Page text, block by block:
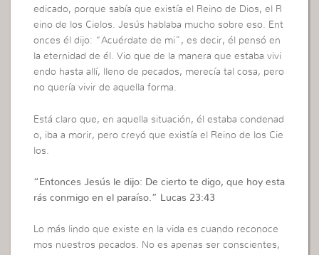
edicado, porque sabía que existía el Reino de Dios, el R
eino de los Cielos. Jesús hablaba mucho sobre eso. Ent
onces él dijo: “Acuérdate de mi”, es decir, él pensó en
la eternidad de él. Vio que de la manera que estaba vivi
endo hasta allí, lleno de pecados, merecía tal cosa, pero
no quería vivir de aquella forma.
Está claro que, en aquella situación, él estaba condenad
o, iba a morir, pero creyó que existía el Reino de los Cie
los.
“ Entonces Jesús le dijo: De cierto te digo, que hoy esta
rás conmigo en el paraíso.” Lucas 23:43
Lo más lindo que existe en la vida es cuando reconoce
mos nuestros pecados. No es apenas ser conscientes,